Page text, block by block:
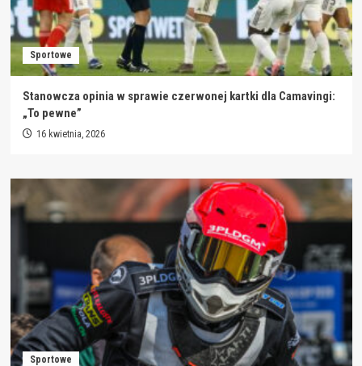
Sportowe
Stanowcza opinia w sprawie czerwonej kartki dla Camavingi:
„To pewne”
16 kwietnia, 2026
Sportowe